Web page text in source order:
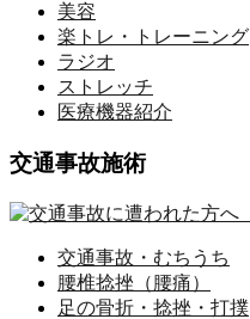
美容
楽トレ・トレーニング
ラジオ
ストレッチ
医療機器紹介
交通事故施術
交通事故・むちうち
腰椎捻挫（腰痛）
足の骨折・捻挫・打撲